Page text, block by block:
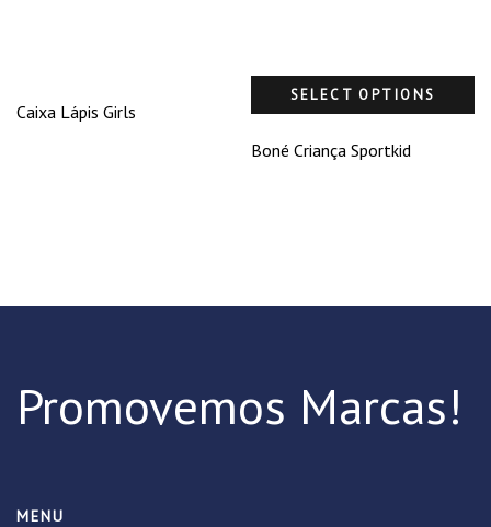
Caixa Lápis Girls
SELECT OPTIONS
Boné Criança Sportkid
Promovemos Marcas!
MENU